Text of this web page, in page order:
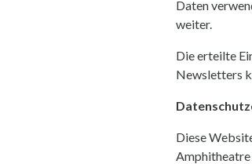
Daten
weiter.
Die erteilte
Newsletters
Diese
Amphitheatre